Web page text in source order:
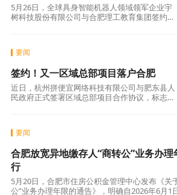
5月26日，全球具身智能机器人领域领军企业宇
树科技股份有限公司与合肥理工教育集团签约，
要闻
签约！又一区域总部项目落户合肥
近日，杭州拼便宜网络科技有限公司与肥东县人
民政府正式签署区域总部项目合作协议，标志这
要闻
合肥放宽异地缴存人“商转公”业务办
行
5月20日，合肥市住房公积金管理中心发布《关
公”业务办理年限的通告》，明确自2026年6月1